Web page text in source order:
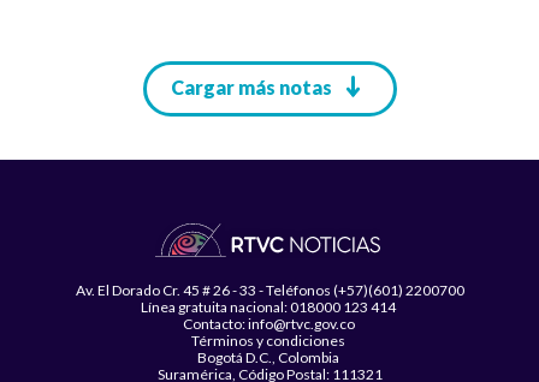
Cargar más notas
Av. El Dorado Cr. 45 # 26 - 33 - Teléfonos (+57)(601) 2200700
Línea gratuita nacional: 018000 123 414
Contacto: info@rtvc.gov.co
Términos y condiciones
Bogotá D.C., Colombia
Suramérica, Código Postal: 111321